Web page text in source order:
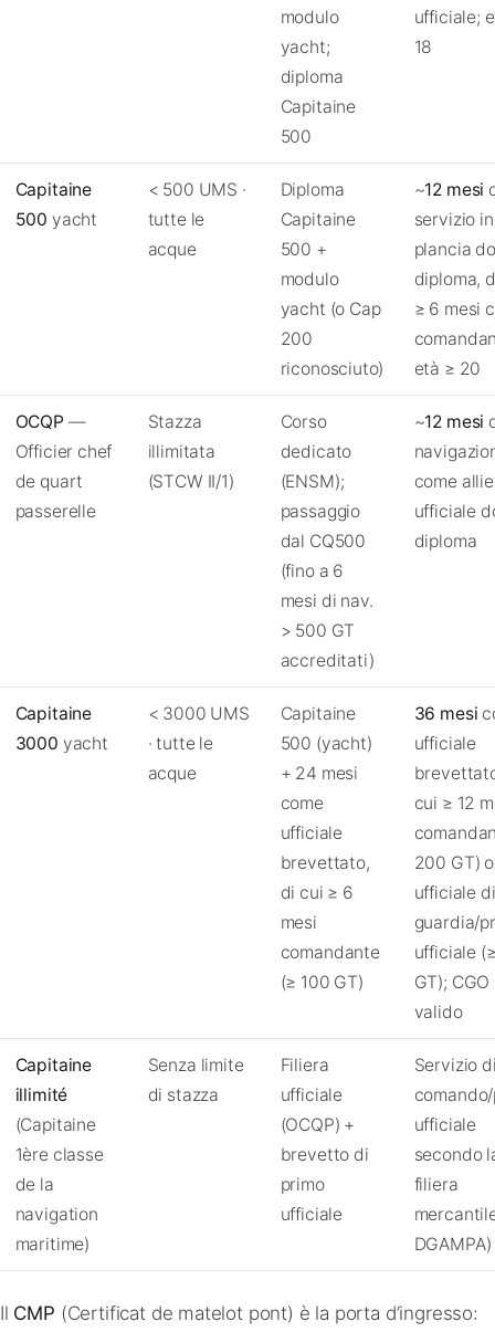
modulo
yacht;
diploma
Capitaine
500
ufficiale;
18
Capitaine
500 yacht
< 500 UMS ·
tutte le
acque
Diploma
Capitaine
500 +
modulo
yacht (o Cap
200
riconosciuto)
~12 mesi
servizio in
plancia
diploma,
≥ 6 mesi
età ≥ 20
OCQP —
Officier chef
de quart
passerelle
Stazza
illimitata
(STCW II/1)
Corso
dedicato
(ENSM);
passaggio
dal CQ500
(fino a 6
mesi di nav.
> 500 GT
accreditati)
~12 mesi
come
ufficiale
diploma
Capitaine
3000 yacht
< 3000 UMS
· tutte le
acque
Capitaine
500 (yacht)
+ 24 mesi
come
ufficiale
brevettato,
di cui ≥ 6
mesi
comandante
(≥ 100 GT)
36 mesi
ufficiale
cui ≥ 12
200 GT) o
ufficiale di
guardia/
ufficiale
GT); CGO
valido
Capitaine
illimité
(Capitaine
1ère classe
de la
navigation
maritime)
Senza limite
di stazza
Filiera
ufficiale
(OCQP) +
brevetto di
primo
ufficiale
Servizio
ufficiale
secondo
filiera
DGAMPA)
Il CMP (Certificat de matelot pont) è la porta d’ingresso: